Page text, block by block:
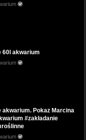
60l akwarium
akwarium. Pokaz Marcina
#zakładanie